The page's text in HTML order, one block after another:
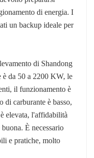
di energia. I
un backup ideale per
di Shandong
è da 50 a 2200 KW, le
il funzionamento è
di carburante è basso,
elevata, l'affidabilità
È necessario
e pratiche, molto